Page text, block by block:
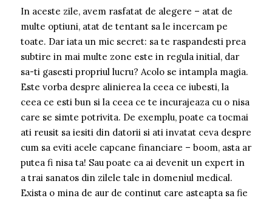
In aceste zile, avem rasfatat de alegere – atat de
multe optiuni, atat de tentant sa le incercam pe
toate. Dar iata un mic secret: sa te raspandesti prea
subtire in mai multe zone este in regula initial, dar
sa-ti gasesti propriul lucru? Acolo se intampla magia.
Este vorba despre alinierea la ceea ce iubesti, la
ceea ce esti bun si la ceea ce te incurajeaza cu o nisa
care se simte potrivita. De exemplu, poate ca tocmai
ati reusit sa iesiti din datorii si ati invatat ceva despre
cum sa eviti acele capcane financiare – boom, asta ar
putea fi nisa ta! Sau poate ca ai devenit un expert in
a trai sanatos din zilele tale in domeniul medical.
Exista o mina de aur de continut care asteapta sa fie